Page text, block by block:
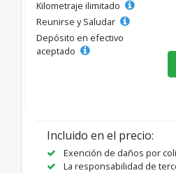
Kilometraje ilimitado
Reunirse y Saludar
Depósito en efectivo
aceptado
Incluido en el precio:
Exención de daños por
La responsabilidad de